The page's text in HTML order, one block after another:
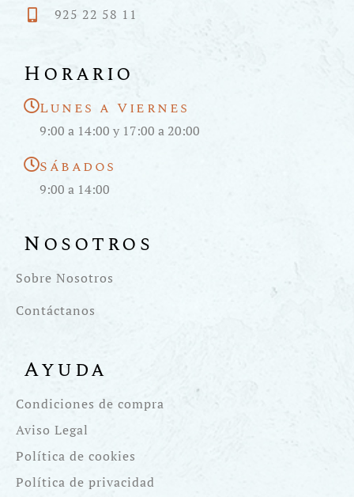
925 22 58 11
Horario
Lunes a Viernes
9:00 a 14:00 y 17:00 a 20:00
Sábados
9:00 a 14:00
Nosotros
Sobre Nosotros
Contáctanos
Ayuda
Condiciones de compra
Aviso Legal
Política de cookies
Política de privacidad